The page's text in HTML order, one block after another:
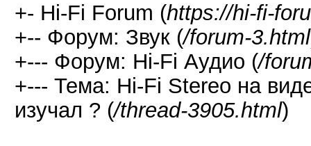
+- Hi-Fi Forum (https://hi-fi-
+-- Форум: Звук (/forum-3.html
+--- Форум: Hi-Fi Аудио (/
+--- Тема: Hi-Fi Stereo на
изучал ? (/thread-3905.html)